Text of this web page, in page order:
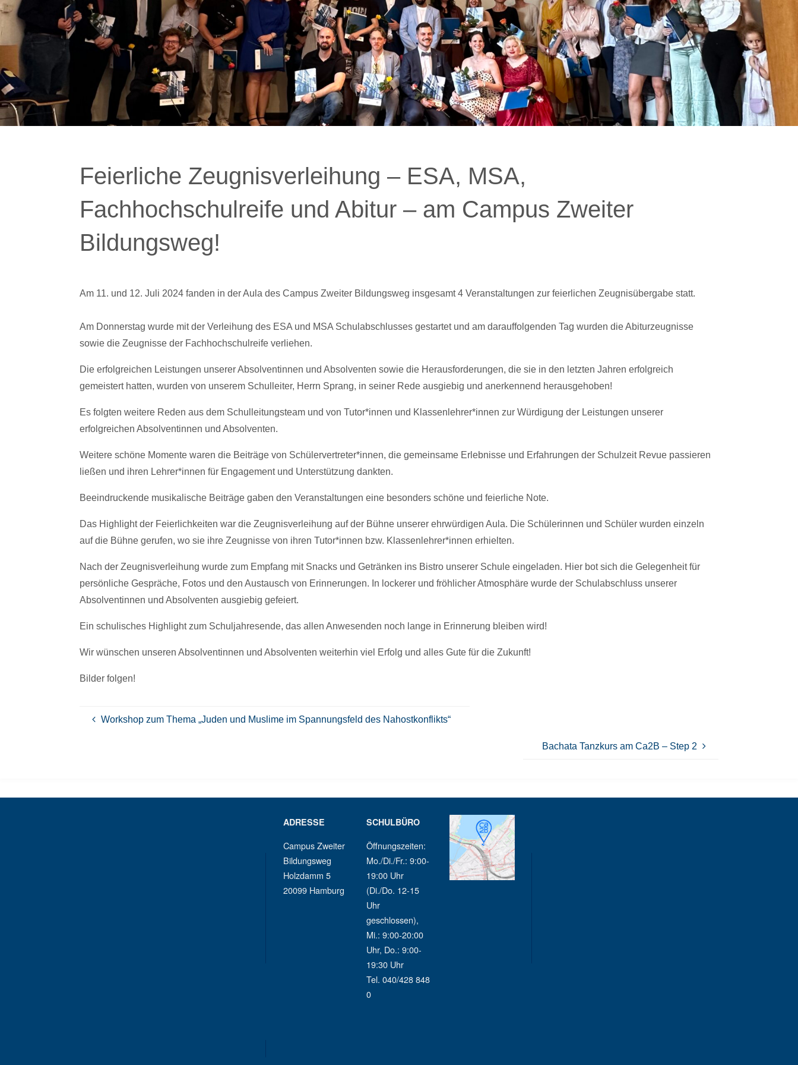
Feierliche Zeugnisverleihung – ESA, MSA,
Fachhochschulreife und Abitur – am Campus Zweiter
Bildungsweg!
Am 11. und 12. Juli 2024 fanden in der Aula des Campus Zweiter Bildungsweg insgesamt 4 Veranstaltungen zur feierlichen Zeugnisübergabe statt.
Am Donnerstag wurde mit der Verleihung des ESA und MSA Schulabschlusses gestartet und am darauffolgenden Tag wurden die Abiturzeugnisse
sowie die Zeugnisse der Fachhochschulreife verliehen.
Die erfolgreichen Leistungen unserer Absolventinnen und Absolventen sowie die Herausforderungen, die sie in den letzten Jahren erfolgreich
gemeistert hatten, wurden von unserem Schulleiter, Herrn Sprang, in seiner Rede ausgiebig und anerkennend herausgehoben!
Es folgten weitere Reden aus dem Schulleitungsteam und von Tutor*innen und Klassenlehrer*innen zur Würdigung der Leistungen unserer
erfolgreichen Absolventinnen und Absolventen.
Weitere schöne Momente waren die Beiträge von Schülervertreter*innen, die gemeinsame Erlebnisse und Erfahrungen der Schulzeit Revue passieren
ließen und ihren Lehrer*innen für Engagement und Unterstützung dankten.
Beeindruckende musikalische Beiträge gaben den Veranstaltungen eine besonders schöne und feierliche Note.
Das Highlight der Feierlichkeiten war die Zeugnisverleihung auf der Bühne unserer ehrwürdigen Aula. Die Schülerinnen und Schüler wurden einzeln
auf die Bühne gerufen, wo sie ihre Zeugnisse von ihren Tutor*innen bzw. Klassenlehrer*innen erhielten.
Nach der Zeugnisverleihung wurde zum Empfang mit Snacks und Getränken ins Bistro unserer Schule eingeladen. Hier bot sich die Gelegenheit für
persönliche Gespräche, Fotos und den Austausch von Erinnerungen. In lockerer und fröhlicher Atmosphäre wurde der Schulabschluss unserer
Absolventinnen und Absolventen ausgiebig gefeiert.
Ein schulisches Highlight zum Schuljahresende, das allen Anwesenden noch lange in Erinnerung bleiben wird!
Wir wünschen unseren Absolventinnen und Absolventen weiterhin viel Erfolg und alles Gute für die Zukunft!
Bilder folgen!
Workshop zum Thema „Juden und Muslime im Spannungsfeld des Nahostkonflikts“
Bachata Tanzkurs am Ca2B – Step 2
ADRESSE
Campus Zweiter
Bildungsweg
Holzdamm 5
20099 Hamburg
SCHULBÜRO
Öffnungszeiten:
Mo./Di./Fr.: 9:00-
19:00 Uhr
(Di./Do. 12-15
Uhr
geschlossen),
Mi.: 9:00-20:00
Uhr, Do.: 9:00-
19:30 Uhr
Tel. 040/428 848
0